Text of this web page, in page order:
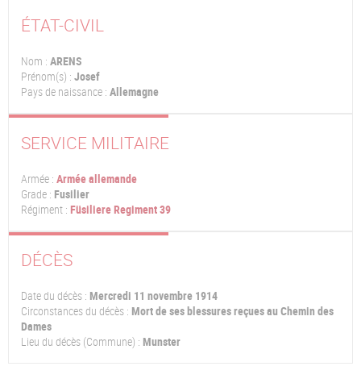
ÉTAT-CIVIL
Nom : ARENS
Prénom(s) : Josef
Pays de naissance : Allemagne
SERVICE MILITAIRE
Armée : Armée allemande
Grade : Fusilier
Régiment : Füsiliere Regiment 39
DÉCÈS
Date du décès : Mercredi 11 novembre 1914
Circonstances du décès : Mort de ses blessures reçues au Chemin des
Dames
Lieu du décès (Commune) : Munster